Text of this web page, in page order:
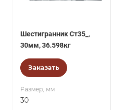
Шестигранник Ст35_,
30мм, 36.598кг
Заказать
Размер, мм
30